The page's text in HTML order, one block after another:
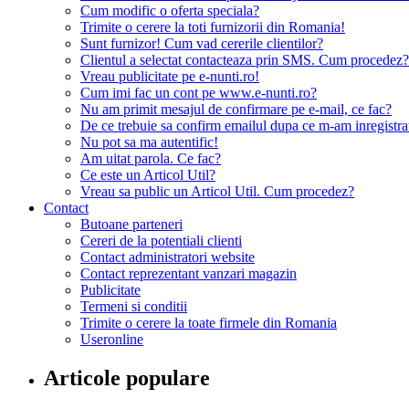
Cum modific o oferta speciala?
Trimite o cerere la toti furnizorii din Romania!
Sunt furnizor! Cum vad cererile clientilor?
Clientul a selectat contacteaza prin SMS. Cum procedez?
Vreau publicitate pe e-nunti.ro!
Cum imi fac un cont pe www.e-nunti.ro?
Nu am primit mesajul de confirmare pe e-mail, ce fac?
De ce trebuie sa confirm emailul dupa ce m-am
Nu pot sa ma autentific!
Am uitat parola. Ce fac?
Ce este un Articol Util?
Vreau sa public un Articol Util. Cum procedez?
Contact
Butoane parteneri
Cereri de la potentiali clienti
Contact administratori website
Contact reprezentant vanzari magazin
Publicitate
Termeni si conditii
Trimite o cerere la toate firmele din Romania
Useronline
Articole populare